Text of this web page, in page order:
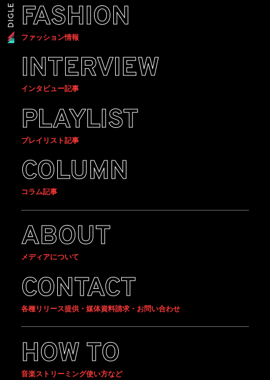
FASHION
ファッション情報
INTERVIEW
インタビュー記事
PLAYLIST
プレイリスト記事
COLUMN
コラム記事
ABOUT
メディアについて
CONTACT
各種リリース提供・媒体資料請求・お問い合わせ
HOW TO
音楽ストリーミング使い方など